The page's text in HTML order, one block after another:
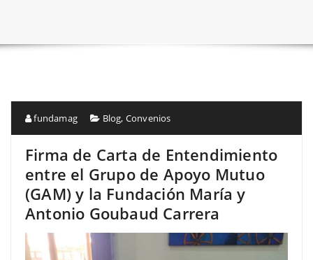
fundamag Blog, Convenios
Firma de Carta de Entendimiento
entre el Grupo de Apoyo Mutuo
(GAM) y la Fundación María y
Antonio Goubaud Carrera